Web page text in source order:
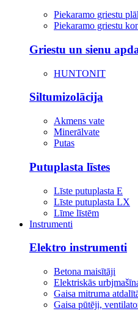
Piekaramo griestu
Piekaramo griestu
Griestu un sienu
HUNTONIT
Siltumizolācija
Akmens vate
Minerālvate
Putas
Putuplasta līstes
Līste putuplasta E
Līste putuplasta LX
Līme līstēm
Instrumenti
Elektro instrumenti
Betona maisītāji
Elektriskās
Gaisa mitruma
Gaisa pūtēji,